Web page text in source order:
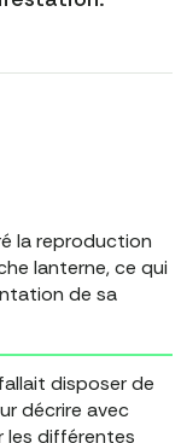
la reproduction
lanterne, ce qui
de sa
disposer de
décrire avec
les différentes